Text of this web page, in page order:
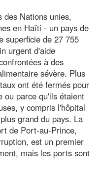
des Nations unies,
en Haïti - un pays de
superficie de 27 755
urgent d'aide
à des
sévère. Plus
ont été fermés pour
ou parce qu'ils étaient
y compris l'hôpital
grand du pays. La
de Port-au-Prince,
est un premier
mais les ports sont